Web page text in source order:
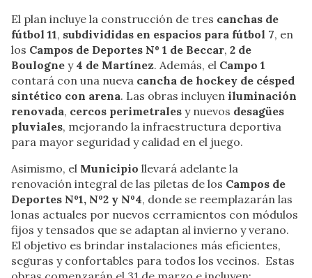
El plan incluye la construcción de tres canchas de
fútbol 11, subdivididas en espacios para fútbol 7, en
los Campos de Deportes Nº 1 de Beccar, 2 de
Boulogne y 4 de Martínez. Además, el Campo 1
contará con una nueva cancha de hockey de césped
sintético con arena. Las obras incluyen iluminación
renovada, cercos perimetrales y nuevos desagües
pluviales, mejorando la infraestructura deportiva
para mayor seguridad y calidad en el juego.
Asimismo, el Municipio llevará adelante la
renovación integral de las piletas de los Campos de
Deportes Nº1, Nº2 y Nº4, donde se reemplazarán las
lonas actuales por nuevos cerramientos con módulos
fijos y tensados que se adaptan al invierno y verano.
El objetivo es brindar instalaciones más eficientes,
seguras y confortables para todos los vecinos. Estas